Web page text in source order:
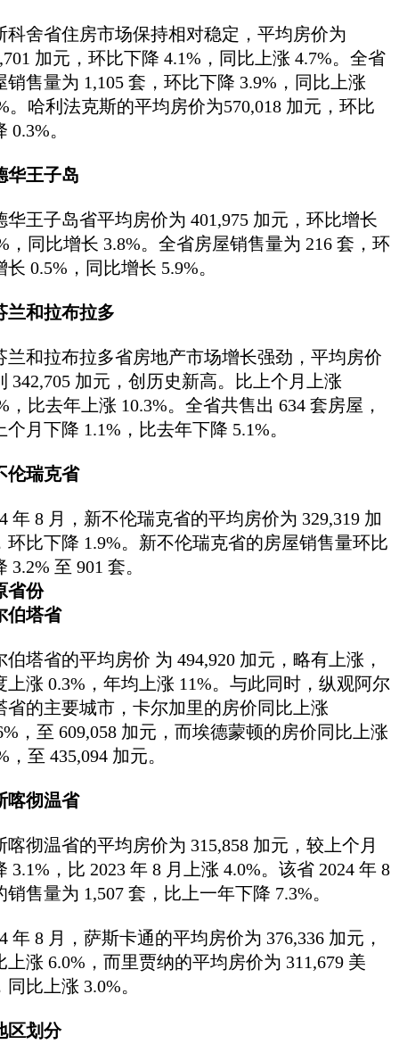
科舍省住房市场保持相对稳定，平均房价为
加元，环比下降 4.1%，同比上涨 4.7%。全省
销售量为 1,105 套，环比下降 3.9%，同比上涨
。哈利法克斯的平均房价为570,018 加元，环比
0.3%。
华王子岛
华王子岛省平均房价为 401,975 加元，环比增长
，同比增长 3.8%。全省房屋销售量为 216 套，环
长 0.5%，同比增长 5.9%。
兰和拉布拉多
兰和拉布拉多省房地产市场增长强劲，平均房价
342,705 加元，创历史新高。比上个月上涨
，比去年上涨 10.3%。全省共售出 634 套房屋，
个月下降 1.1%，比去年下降 5.1%。
伦瑞克省
年 8 月，新不伦瑞克省的平均房价为 329,319 加
环比下降 1.9%。新不伦瑞克省的房屋销售量环比
3.2% 至 901 套。
省份
伯塔省
伯塔省的平均房价 为 494,920 加元，略有上涨，
上涨 0.3%，年均上涨 11%。与此同时，纵观阿尔
省的主要城市，卡尔加里的房价同比上涨
，至 609,058 加元，而埃德蒙顿的房价同比上涨
，至 435,094 加元。
喀彻温省
喀彻温省的平均房价为 315,858 加元，较上个月
3.1%，比 2023 年 8 月上涨 4.0%。该省 2024 年 8
销售量为 1,507 套，比上一年下降 7.3%。
年 8 月，萨斯卡通的平均房价为 376,336 加元，
上涨 6.0%，而里贾纳的平均房价为 311,679 美
同比上涨 3.0%。
区划分